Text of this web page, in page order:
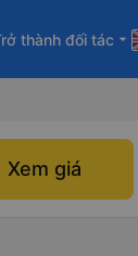
thành đối tác arrow_drop_down
Xem giá